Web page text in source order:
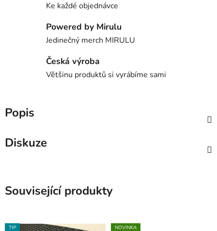
Ke každé objednávce
Powered by Mirulu
Jedinečný merch MIRULU
Česká výroba
Většinu produktů si vyrábíme sami
Popis
Diskuze
Související produkty
TIP NOVINKA